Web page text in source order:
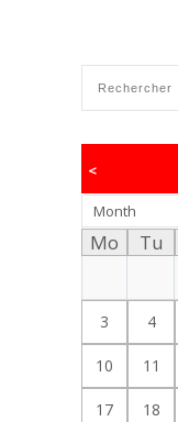
<
Month
Mo Tu
3 4
10 11
17 18